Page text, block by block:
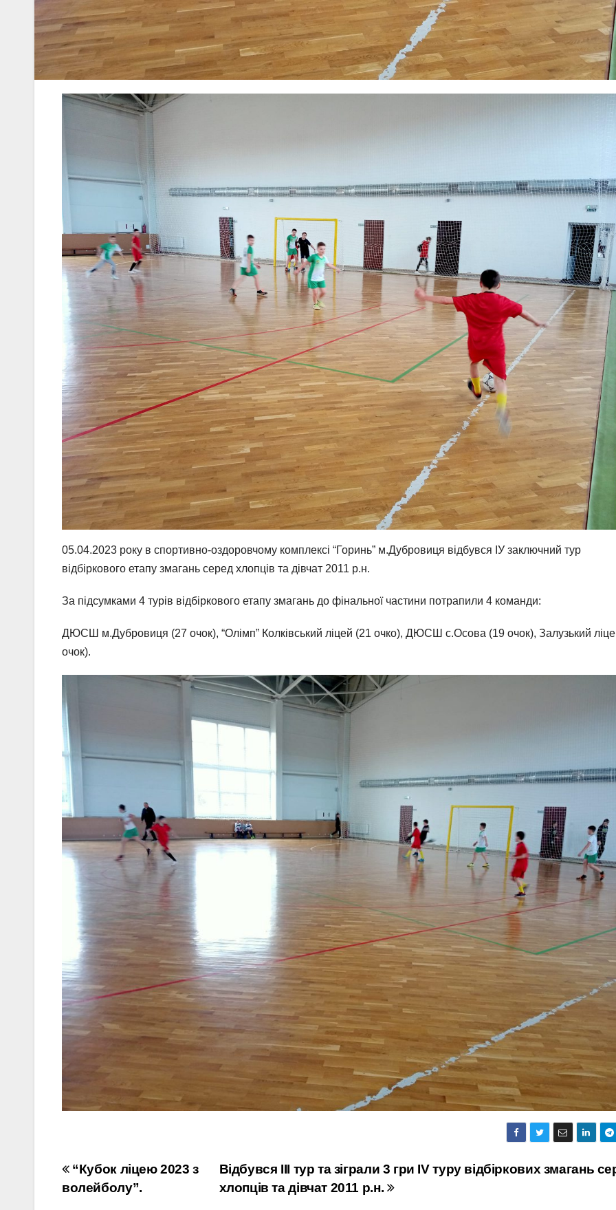
05.04.2023 року в спортивно-оздоровчому комплексі “Горинь” м.Дубровиця відбувся ІУ заключний тур
відбіркового етапу змагань серед хлопців та дівчат 2011 р.н.
За підсумками 4 турів відбіркового етапу змагань до фінальної частини потрапили 4 команди:
ДЮСШ м.Дубровиця (27 очок), “Олімп” Колківський ліцей (21 очко), ДЮСШ с.Осова (19 очок), Залузький
очок).
Навігація
записів
Відбувся ІІІ тур та зіграли 3 гри ІV туру відбіркових змагань
хлопців та дівчат 2011 р.н.
“Кубок ліцею 2023 з
волейболу”.